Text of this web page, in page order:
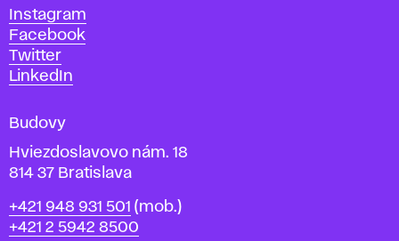
c
h
u
m
e
í
v
r
a
Instagram
Facebook
Twitter
LinkedIn
Budovy
Hviezdoslavovo nám. 18
814 37 Bratislava
Telefón
+421 948 931 501 (mob.)
+421 2 5942 8500